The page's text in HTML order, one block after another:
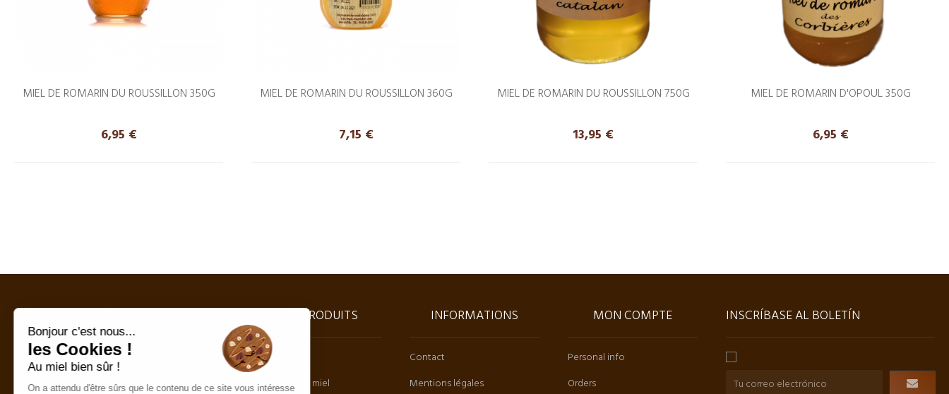
MIEL DE ROMARIN DU ROUSSILLON 350G
Precio
6,95 €
MIEL DE ROMARIN DU ROUSSILLON 360G
Precio
7,15 €
MIEL DE ROMARIN DU ROUSSILLON 750G
Precio
13,95 €
MIEL DE ROMARIN D'OPOUL 350G
Precio
6,95 €
Entre Pyrénées et Méditerranée, au cœur d'un
formidable terroir d'apiculture grâce à une très
grande diversité florale . La miellerie Rayon d'Or à
NOS PRODUITS
Miel
Spécialités au miel
INFORMATIONS
Contact
Mentions légales
MON COMPTE
Personal info
Orders
INSCRÍBASE AL BOLETÍN
Bonjour c'est nous...
les Cookies !
Au miel bien sûr !
On a attendu d'être sûrs que le contenu de ce site vous intéresse